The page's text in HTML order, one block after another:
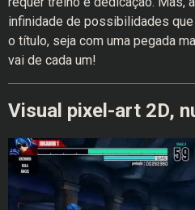
infinidade de possibilidades
o título, seja com uma pegada
vai de cada um!
Visual pixel-art 2D,